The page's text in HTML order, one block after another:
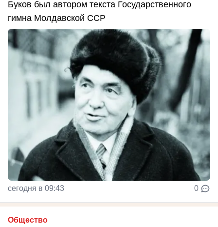
Буков был автором текста Государственного
гимна Молдавской ССР
сегодня в 09:43 0
Общество